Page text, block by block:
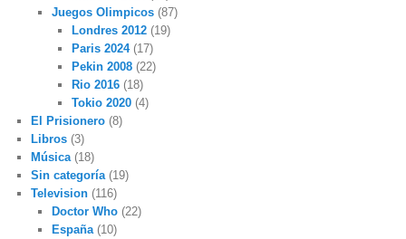
Juegos Olimpicos(87)
Londres 2012 (19)
Paris 2024(17)
Pekin 2008 (22)
Rio 2016 (18)
Tokio 2020 (4)
El Prisionero (8)
Libros (3)
Música (18)
Sin categoría (19)
Television (116)
Doctor Who(22)
España(10)